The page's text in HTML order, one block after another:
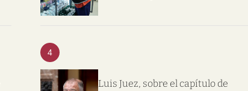
4
Luis Juez, sobre el capítulo de